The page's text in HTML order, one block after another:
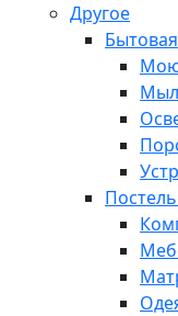
Другое